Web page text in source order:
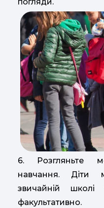
6. Розгляньте
навчання. Діти
звичайній школі
факультативно.